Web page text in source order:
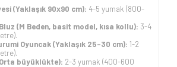
(Yaklaşık 90x90 cm): 4-5 yumak (800-
(M Beden, basit model, kısa kollu): 3-4
Oyuncak (Yaklaşık 25-30 cm): 1-2
büyüklükte): 2-3 yumak (400-600